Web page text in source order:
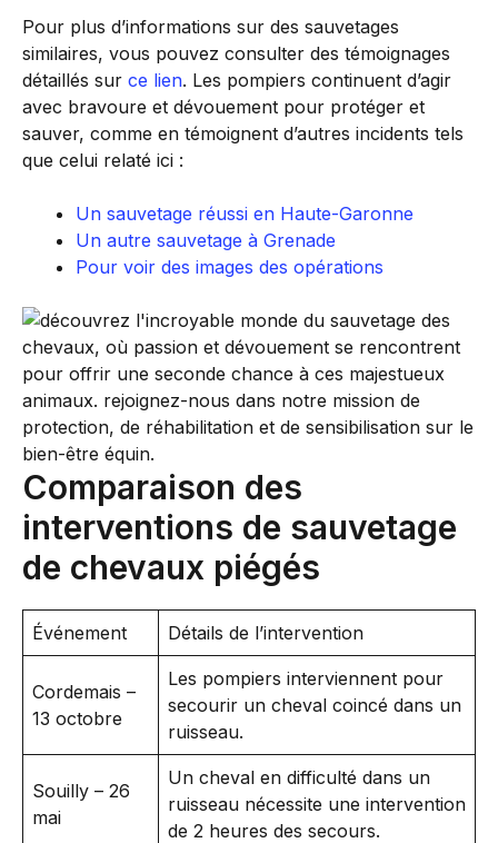
Pour plus d’informations sur des sauvetages
similaires, vous pouvez consulter des témoignages
détaillés sur ce lien. Les pompiers continuent d’agir
avec bravoure et dévouement pour protéger et
sauver, comme en témoignent d’autres incidents tels
que celui relaté ici :
Un sauvetage réussi en Haute-Garonne
Un autre sauvetage à Grenade
Pour voir des images des opérations
Comparaison des
interventions de sauvetage
de chevaux piégés
Événement Détails de l’intervention
Cordemais –
13 octobre
Les pompiers interviennent pour
secourir un cheval coincé dans un
ruisseau.
Souilly – 26
mai
Un cheval en difficulté dans un
ruisseau nécessite une intervention
de 2 heures des secours.